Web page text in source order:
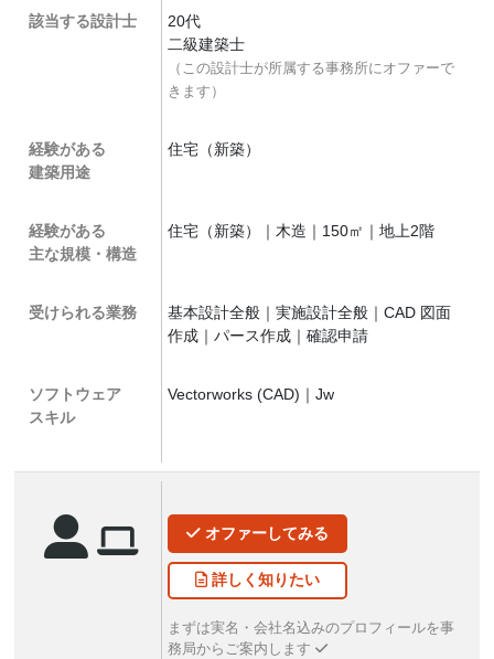
該当する設計士
20代
二級建築士
（この設計士が所属する事務所にオファーで
きます）
経験がある
建築用途
住宅（新築）
経験がある
主な規模・構造
住宅（新築）｜木造｜150㎡｜地上2階
受けられる業務
基本設計全般｜実施設計全般｜CAD 図面
作成｜パース作成｜確認申請
ソフトウェア
スキル
Vectorworks (CAD)｜Jw
オファーしてみる
詳しく知りたい
まずは実名・会社名込みのプロフィールを事
務局からご案内します